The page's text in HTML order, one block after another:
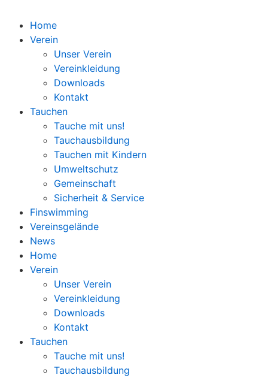
Home
Verein
Unser Verein
Vereinkleidung
Downloads
Kontakt
Tauchen
Tauche mit uns!
Tauchausbildung
Tauchen mit Kindern
Umweltschutz
Gemeinschaft
Sicherheit & Service
Finswimming
Vereinsgelände
News
Home
Verein
Unser Verein
Vereinkleidung
Downloads
Kontakt
Tauchen
Tauche mit uns!
Tauchausbildung